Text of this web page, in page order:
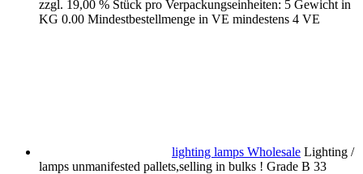
zzgl. 19,00 % Stück pro Verpackungseinheiten: 5 Gewicht in
KG 0.00 Mindestbestellmenge in VE mindestens 4 VE
lighting lamps Wholesale Lighting /
lamps unmanifested pallets,selling in bulks ! Grade B 33